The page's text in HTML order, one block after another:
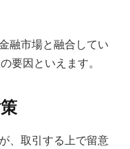
融市場と融合してい
要因といえます。
、取引する上で留意